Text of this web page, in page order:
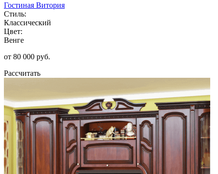
Гостиная Витория
Стиль:
Классический
Цвет:
Венге
от 80 000 руб.
Рассчитать